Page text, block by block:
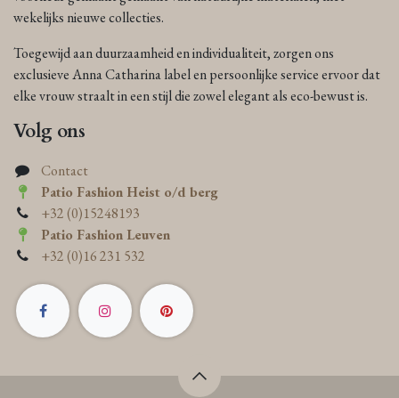
wekelijks nieuwe collecties.
Toegewijd aan duurzaamheid en individualiteit, zorgen ons
exclusieve Anna Catharina label en persoonlijke service ervoor dat
elke vrouw straalt in een stijl die zowel elegant als eco-bewust is.
Volg ons
Contact
Patio Fashion Heist o/d berg
+32 (0)15248193
Patio Fashion Leuven
+32 (0)16 231 532